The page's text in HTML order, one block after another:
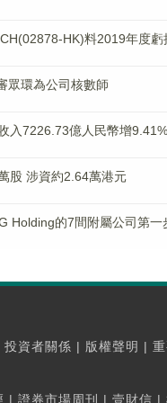
HK)料2019年度
眾環為公司核數師
入7226.73億人民幣增9.41%
股 涉資約2.64萬港元
Holding的7間附屬公司第一
投資者關係 | 版權聲明 |
| 證券市場周刊 | 壹財信 |